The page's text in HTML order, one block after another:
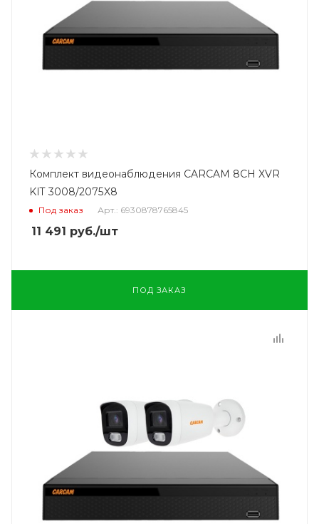
Комплект видеонаблюдения CARCAM 8CH XVR
KIT 3008/2075X8
Под заказ Арт.: 6930878765845
11 491 руб./шт
ПОД ЗАКАЗ